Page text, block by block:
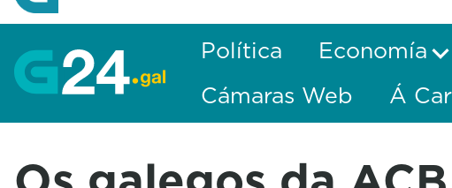
Política Economía
Cámaras Web
Á